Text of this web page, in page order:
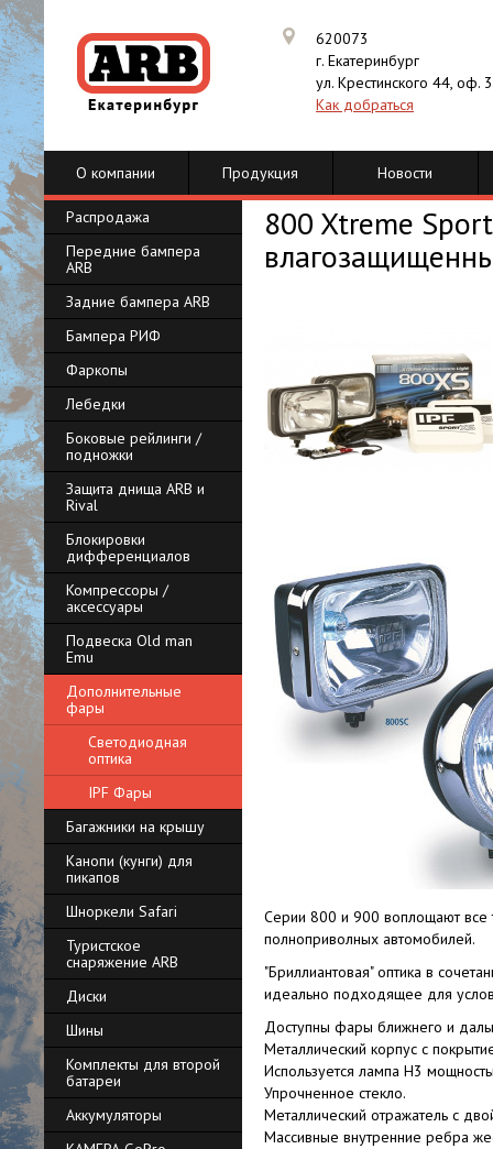
620073
г. Екатеринбург
ул. Крестинского 44, оф.
Как добраться
О компании Продукция Новости
Распродажа
Передние бампера
ARB
Задние бампера ARB
Бампера РИФ
Фаркопы
Лебедки
Боковые рейлинги /
подножки
Защита днища ARB и
Rival
Блокировки
дифференциалов
Компрессоры /
аксессуары
Подвеска Old man
Emu
Дополнительные
фары
Светодиодная
оптика
IPF Фары
Багажники на крышу
Канопи (кунги) для
пикапов
Шноркели Safari
Туристское
снаряжение ARB
Диски
Шины
Комплекты для второй
батареи
Аккумуляторы
800 Xtreme
Серии 800 и 900 воплощают все
полноприволных автомобилей.
"Бриллиантовая" оптика в
идеально подходящее для
Доступны фары ближнего и
Металлический корпус с
Используется лампа H3
Упрочненное стекло.
Металлический отражатель с
Массивные внутренние ребра